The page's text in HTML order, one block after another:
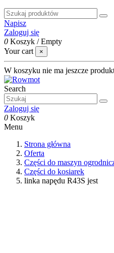
Napisz
Zaloguj się
0 Koszyk /Empty
Your cart
×
W koszyku nie ma jeszcze
Search
Zaloguj się
0 Koszyk
Menu
Strona główna
Oferta
Części do maszyn
Części do kosiarek
linka napędu R43S jest